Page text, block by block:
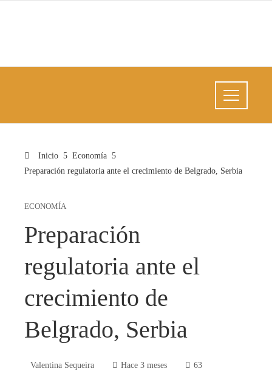
Inicio
Economía
Preparación regulatoria ante el crecimiento de Belgrado, Serbia
ECONOMÍA
Preparación
regulatoria ante el
crecimiento de
Belgrado, Serbia
Valentina Sequeira Hace 3 meses 63